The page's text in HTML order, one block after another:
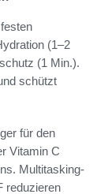
(1–2
(1 Min.).
schützt
für den
Vitamin C
Multitasking-
reduzieren